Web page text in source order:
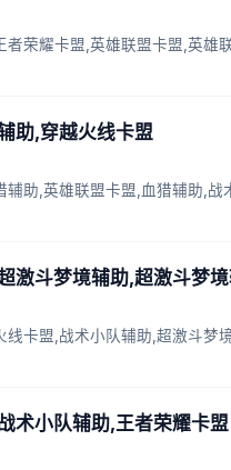
荣耀卡盟,英雄联盟卡盟,英雄
助,穿越火线卡盟
助,英雄联盟卡盟,血猎辅助,战
激斗梦境辅助,超激斗梦
卡盟,战术小队辅助,超激斗梦
术小队辅助,王者荣耀卡盟